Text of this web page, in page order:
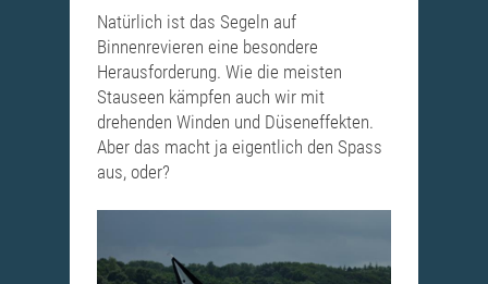
Natürlich ist das Segeln auf
Binnenrevieren eine besondere
Herausforderung. Wie die meisten
Stauseen kämpfen auch wir mit
drehenden Winden und Düseneffekten.
Aber das macht ja eigentlich den Spass
aus, oder?